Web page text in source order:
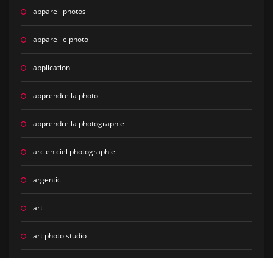
appareil photos
appareille photo
application
apprendre la photo
apprendre la photographie
arc en ciel photographie
argentic
art
art photo studio